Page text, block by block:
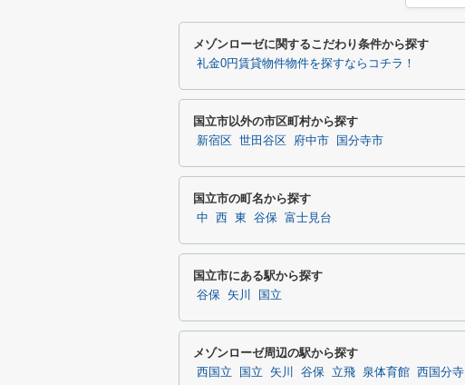
メゾンローゼに関するこだわり条件から探す
礼金0円賃貸物件物件を探すならコチラ！
国立市以外の市区町村から探す
新宿区 世田谷区 府中市 国分寺市
国立市の町名から探す
中 西 東 谷保 富士見台
国立市にある駅から探す
谷保 矢川 国立
メゾンローゼ周辺の駅から探す
西国立 国立 矢川 谷保 立飛 泉体育館 西国分寺